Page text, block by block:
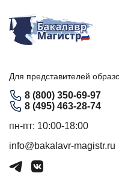
Для представителей
8 (800) 350-69-97
8 (495) 463-28-74
пн-пт: 10:00-18:00
info@bakalavr-magistr.ru